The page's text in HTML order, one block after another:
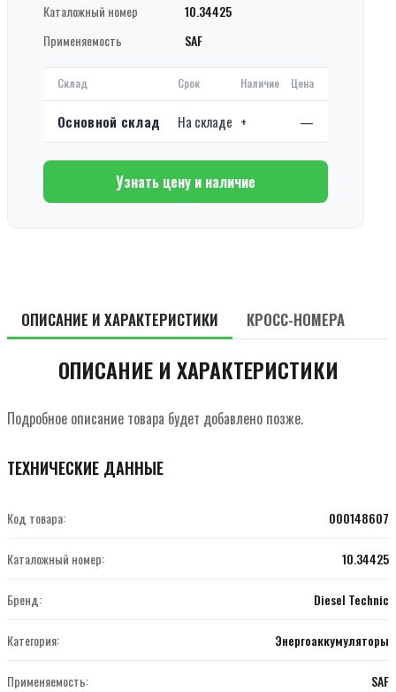
Каталожный номер
10.34425
Применяемость
SAF
Склад Срок Наличие Цена
Основной склад На складе + —
Узнать цену и наличие
ОПИСАНИЕ И ХАРАКТЕРИСТИКИ КРОСС-НОМЕРА
ОПИСАНИЕ И ХАРАКТЕРИСТИКИ
Подробное описание товара будет добавлено позже.
ТЕХНИЧЕСКИЕ ДАННЫЕ
Код товара: 000148607
Каталожный номер: 10.34425
Бренд: Diesel Technic
Категория: Энергоаккумуляторы
Применяемость: SAF